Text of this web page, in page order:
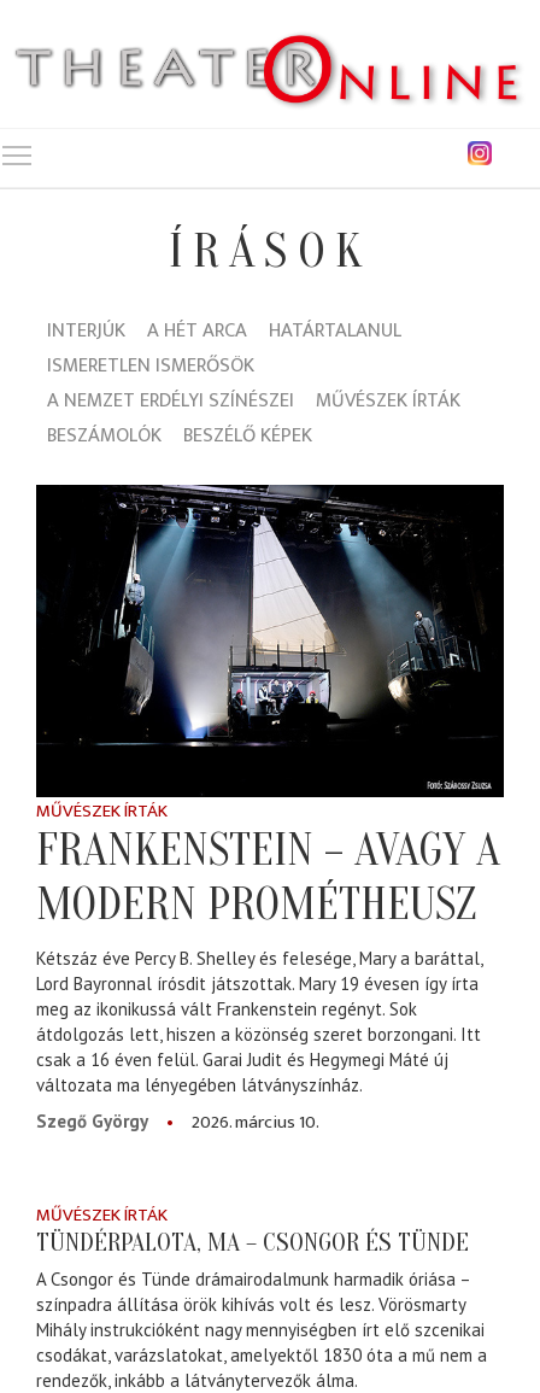
ÍRÁSOK
INTERJÚK A HÉT ARCA
HATÁRTALANUL
ISMERETLEN ISMERŐSÖK
A NEMZET ERDÉLYI SZÍNÉSZEI
MŰVÉSZEK ÍRTÁK
BESZÁMOLÓK
BESZÉLŐ KÉPEK
MŰVÉSZEK ÍRTÁK
FRANKENSTEIN – AVAGY A
MODERN PROMÉTHEUSZ
Kétszáz éve Percy B. Shelley és felesége, Mary a baráttal,
Lord Bayronnal írósdit játszottak. Mary 19 évesen így írta
meg az ikonikussá vált Frankenstein regényt. Sok
átdolgozás lett, hiszen a közönség szeret borzongani. Itt
csak a 16 éven felül. Garai Judit és Hegymegi Máté új
változata ma lényegében látványszínház.
Szegő György
2026. március 10.
MŰVÉSZEK ÍRTÁK
TÜNDÉRPALOTA, MA – CSONGOR ÉS TÜNDE
A Csongor és Tünde drámairodalmunk harmadik óriása –
színpadra állítása örök kihívás volt és lesz. Vörösmarty
Mihály instrukcióként nagy mennyiségben írt elő szcenikai
csodákat, varázslatokat, amelyektől 1830 óta a mű nem a
rendezők, inkább a látványtervezők álma.